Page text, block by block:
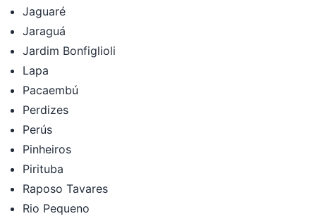
Jaguaré
Jaraguá
Jardim Bonfiglioli
Lapa
Pacaembú
Perdizes
Perús
Pinheiros
Pirituba
Raposo Tavares
Rio Pequeno